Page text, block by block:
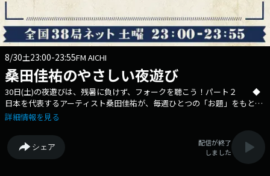
8/30土23:00-23:55FM AICHI
桑田佳祐のやさしい夜遊び
30日(土)の夜遊びは、残暑に負けず、フォークを聴こう！パート２ ◆
日本を代表するアーティスト桑田佳祐が、毎週ひとつの「お題」をもと
に、自由きままにおしゃべりを繰り広げる番組です。 時にはアカデミッ
にはリスナーと電話でクイズで直接バトルなど、気まぐれ企画で出たとこ
勝負。その上、ほとんどが生放送と言う、やる気満タンのプログラム。
◆ Xハッシュタグは「#yoasobi」 Xアカウントは「@FMAICHI」
詳細情報を見る
シェア
配信が終了
しました